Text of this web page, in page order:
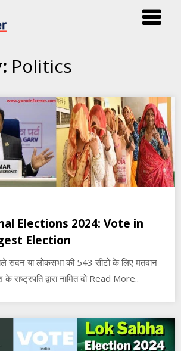
Politics
Elections 2024: Vote in
Election
सदन या लोकसभा की 543 सीटों के लिए मतदान
राष्ट्रपति द्वारा नामित दो Read More..